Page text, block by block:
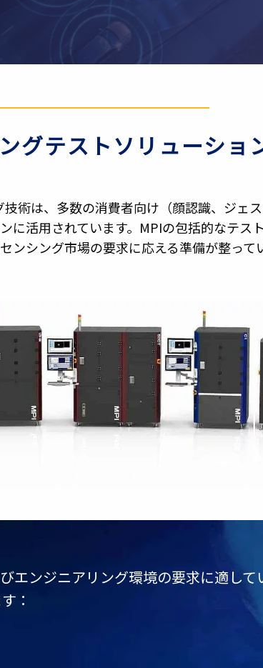
グテストソリューショ
術は、多数の消費者向け（顔認識、ジェ
に活用されています。MPIの包括的なテ
ンシング市場の要求に応える準備が整って
エンジニアリング環境の要求に適し
：